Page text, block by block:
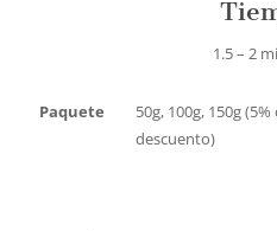
1.5 – 2
Paquete
50g, 100g, 150g
descuento)